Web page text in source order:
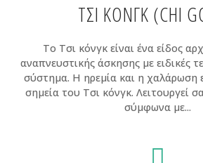
ΤΣΙ ΚΟΝΓΚ (CHI
Το Τσι κόνγκ είναι ένα είδος
αναπνευστικής άσκησης με ειδικές
σύστημα. Η ηρεμία και η χαλάρωση
σημεία του Τσι κόνγκ. Λειτουργεί
σύμφωνα με...